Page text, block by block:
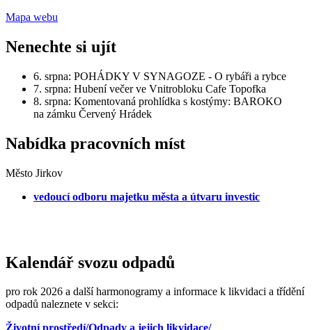
Mapa webu
Nenechte si ujít
6. srpna: POHÁDKY V SYNAGOZE - O rybáři a rybce
7. srpna: Hubení večer ve Vnitrobloku Cafe Topofka
8. srpna: Komentovaná prohlídka s kostýmy: BAROKO
na zámku Červený Hrádek
Nabídka pracovních míst
Město Jirkov
vedoucí odboru majetku města a útvaru investic
Kalendář svozu odpadů
pro rok 2026 a další harmonogramy a informace k likvidaci a třídění
odpadů naleznete v sekci: